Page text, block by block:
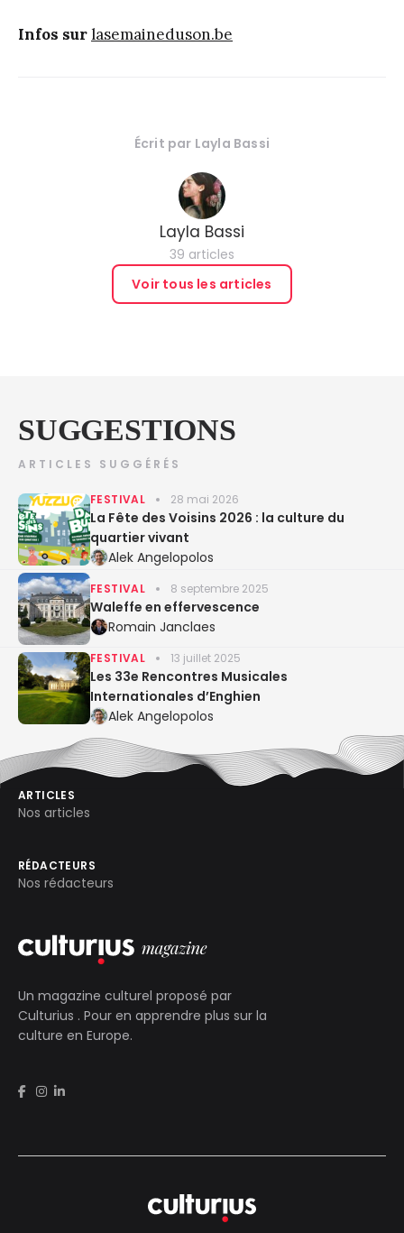
Infos surlasemaineduson.be
Écrit par Layla Bassi
Layla Bassi
39 articles
Voir tous les articles
SUGGESTIONS
ARTICLES SUGGÉRÉS
FESTIVAL 28 mai 2026
La Fête des Voisins 2026 : la culture du
quartier vivant
Alek Angelopolos
FESTIVAL 8 septembre 2025
Waleffe en effervescence
Romain Janclaes
FESTIVAL 13 juillet 2025
Les 33e Rencontres Musicales
Internationales d’Enghien
Alek Angelopolos
Un magazine culturel proposé par
Culturius . Pour en apprendre plus sur la
culture en Europe.
ARTICLES
Nos articles
RÉDACTEURS
Nos rédacteurs